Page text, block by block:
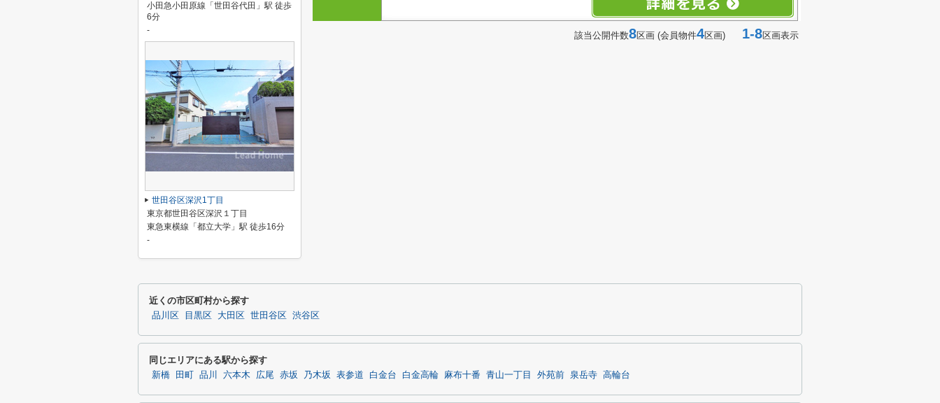
該当公開件数8区画 (会員物件4区画) 1-8区画表示
小田急小田原線「世田谷代田」駅 徒歩
6分
-
世田谷区深沢1丁目
東京都世田谷区深沢１丁目
東急東横線「都立大学」駅 徒歩16分
-
近くの市区町村から探す
品川区 目黒区 大田区 世田谷区 渋谷区
同じエリアにある駅から探す
新橋 田町 品川 六本木 広尾 赤坂 乃木坂 表参道 白金台 白金高輪 麻布十番 青山一丁目 外苑前 泉岳寺 高輪台